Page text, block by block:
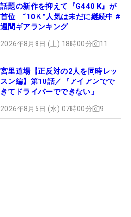
話題の新作を抑えて『G440 K』が
首位 “10Ｋ”人気は未だに継続中 #
週間ギアランキング
2026年8月8日 (土) 18時00分 11
宮里道場【正反対の2人を同時レッ
スン編】第10話／『アイアンでで
きてドライバーでできない』
2026年8月5日 (水) 07時00分 9